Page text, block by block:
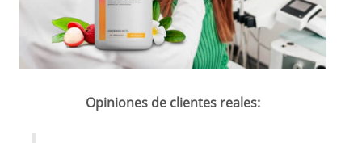
Opiniones de clientes reales: